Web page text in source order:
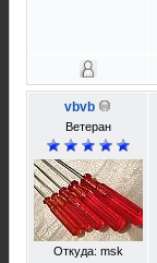
vbvb
Ветеран
Откуда: msk